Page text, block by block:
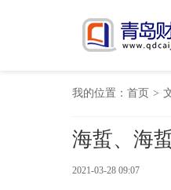
我的位置： 首页 >
海蜇、海
2021-03-28 09:07